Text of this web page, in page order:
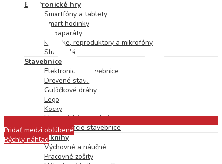
Elektronické hry
Smartfóny a tablety
Smart hodinky
Fotoaparáty
Karaoke, reproduktory a mikrofóny
Slúchadlá
Stavebnice
Elektronické stavebnice
Drevené stavebnice
Guľôčkové dráhy
Lego
Kocky
Magnetické stavebnice
Skrutkovacie stavebnice
Detské knihy
Výchovné a náučné
Pracovné zošity
Pridať medzi obľúbené
Rýchly náhľad